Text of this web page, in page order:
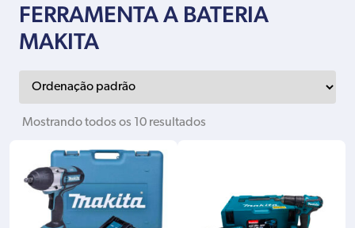
FERRAMENTA A BATERIA
MAKITA
Mostrando todos os 10 resultados